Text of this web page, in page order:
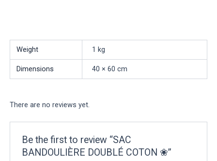
Weight 1 kg
Dimensions 40 × 60 cm
There are no reviews yet.
Be the first to review “SAC
BANDOULIÈRE DOUBLÉ COTON ❀”